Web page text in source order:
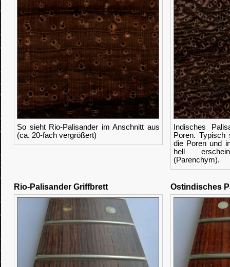
So sieht Rio-Palisander im Anschnitt aus
(ca. 20-fach vergrößert)
Indisches
Poren. Typisch
die Poren und
hell
(Parenchym).
Rio-Palisander Griffbrett Ostindisches